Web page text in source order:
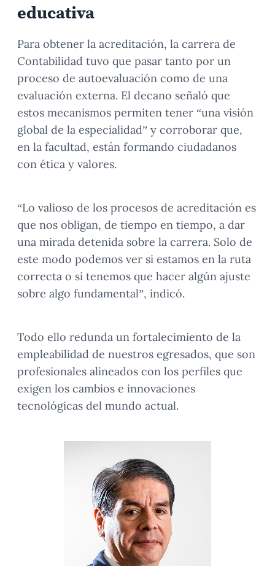
educativa
Para obtener la acreditación, la carrera de
Contabilidad tuvo que pasar tanto por un
proceso de autoevaluación como de una
evaluación externa. El decano señaló que
estos mecanismos permiten tener “una visión
global de la especialidad” y corroborar que,
en la facultad, están formando ciudadanos
con ética y valores.
“Lo valioso de los procesos de acreditación es
que nos obligan, de tiempo en tiempo, a dar
una mirada detenida sobre la carrera. Solo de
este modo podemos ver si estamos en la ruta
correcta o si tenemos que hacer algún ajuste
sobre algo fundamental”, indicó.
Todo ello redunda un fortalecimiento de la
empleabilidad de nuestros egresados, que son
profesionales alineados con los perfiles que
exigen los cambios e innovaciones
tecnológicas del mundo actual.